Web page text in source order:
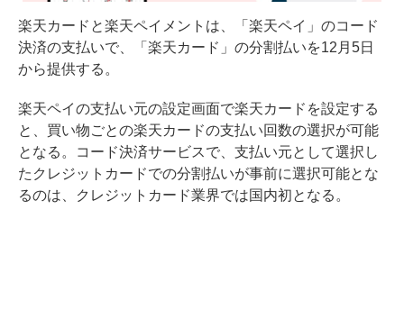
楽天カードと楽天ペイメントは、「楽天ペイ」のコード
決済の支払いで、「楽天カード」の分割払いを12月5日
から提供する。
楽天ペイの支払い元の設定画面で楽天カードを設定する
と、買い物ごとの楽天カードの支払い回数の選択が可能
となる。コード決済サービスで、支払い元として選択し
たクレジットカードでの分割払いが事前に選択可能とな
るのは、クレジットカード業界では国内初となる。